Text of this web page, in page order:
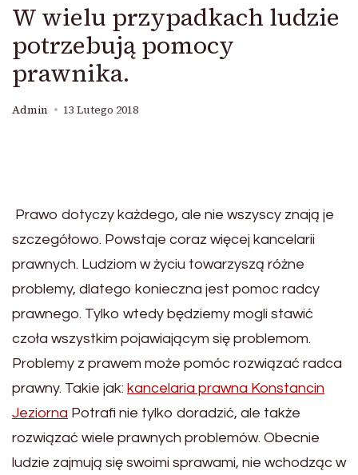
W wielu przypadkach ludzie
potrzebują pomocy
prawnika.
Admin 13 Lutego 2018
Prawo dotyczy każdego, ale nie wszyscy znają je
szczegółowo. Powstaje coraz więcej kancelarii
prawnych. Ludziom w życiu towarzyszą różne
problemy, dlatego konieczna jest pomoc radcy
prawnego. Tylko wtedy będziemy mogli stawić
czoła wszystkim pojawiającym się problemom.
Problemy z prawem może pomóc rozwiązać radca
prawny. Takie jak: kancelaria prawna Konstancin
Jeziorna Potrafi nie tylko doradzić, ale także
rozwiązać wiele prawnych problemów. Obecnie
ludzie zajmują się swoimi sprawami, nie wchodząc w